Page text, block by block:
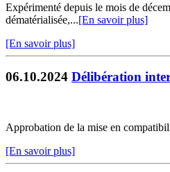
Expérimenté depuis le mois de
dématérialisée,...[En savoir plus]
[En savoir plus]
06.10.2024 Délibération
Approbation de la mise en
[En savoir plus]